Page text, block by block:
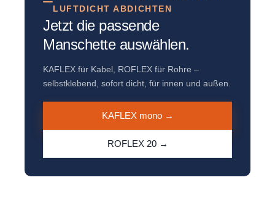
LUFTDICHT ABDICHTEN
Jetzt die passende
Manschette auswählen.
KAFLEX für Kabel, ROFLEX für Rohre –
selbstklebend, sofort dicht, für innen und außen.
KAFLEX mono →
ROFLEX 20 →